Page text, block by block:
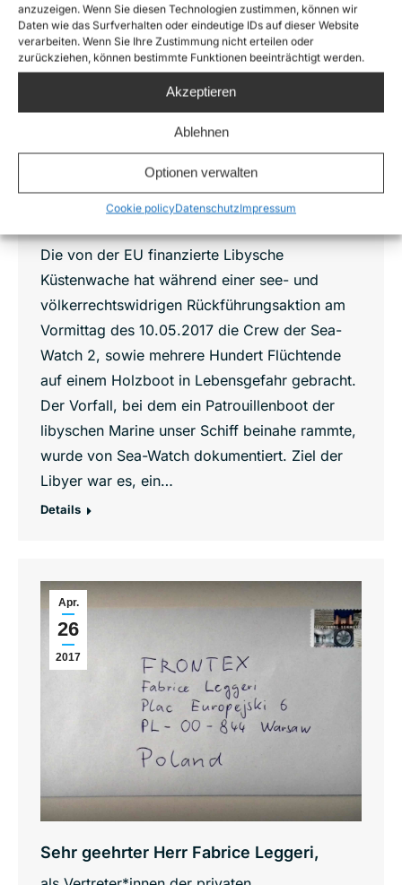
anzuzeigen. Wenn Sie diesen Technologien zustimmen, können wir
Daten wie das Surfverhalten oder eindeutige IDs auf dieser Website
verarbeiten. Wenn Sie Ihre Zustimmung nicht erteilen oder
zurückziehen, können bestimmte Funktionen beeinträchtigt werden.
Akzeptieren
Ablehnen
Optionen verwalten
Cookie policyDatenschutzImpressum
Libysche Marine bringt bei illegaler
Rückführungsaktion Sea-Watch Crew
Die von der EU finanzierte Libysche
Küstenwache hat während einer see- und
völkerrechtswidrigen Rückführungsaktion am
Vormittag des 10.05.2017 die Crew der Sea-
Watch 2, sowie mehrere Hundert Flüchtende
auf einem Holzboot in Lebensgefahr gebracht.
Der Vorfall, bei dem ein Patrouillenboot der
libyschen Marine unser Schiff beinahe rammte,
wurde von Sea-Watch dokumentiert. Ziel der
Libyer war es, ein…
Details
Apr.
26
2017
Sehr geehrter Herr Fabrice Leggeri,